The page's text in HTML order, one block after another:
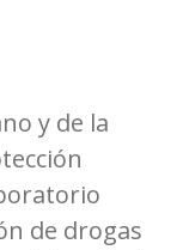
y de la
de drogas